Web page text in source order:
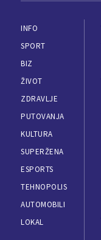
INFO
SPORT
BIZ
ŽIVOT
ZDRAVLJE
PUTOVANJA
KULTURA
SUPERŽENA
ESPORTS
TEHNOPOLIS
AUTOMOBILI
LOKAL